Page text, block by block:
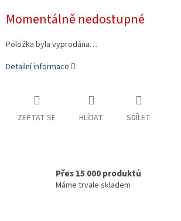
cena:
Momentálně nedostupné
Položka byla vyprodána…
Detailní informace
ZEPTAT SE HLÍDAT SDÍLET
Přes 15 000 produktů
Máme trvale skladem